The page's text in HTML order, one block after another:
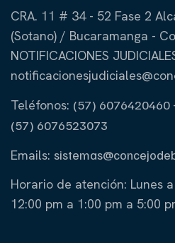
CRA. 11 # 34 - 52 Fase 2
(Sotano) / Bucaramanga -
NOTIFICACIONES
Teléfonos: (57) 6076420460
(57) 6076523073
Emails:
Horario de atención: Lunes
12:00 pm a 1:00 pm a 5:00